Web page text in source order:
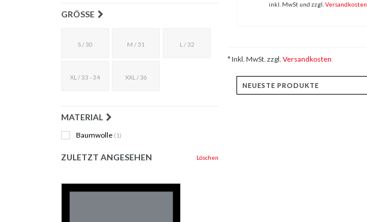
GRÖSSE
S / 30 M / 31 L / 32
XL / 33 - 34 XXL / 36
MATERIAL
Baumwolle (1)
ZULETZT ANGESEHEN Löschen
inkl. MwSt und zzgl.Versandkosten
* Inkl. MwSt. zzgl. Versandkosten